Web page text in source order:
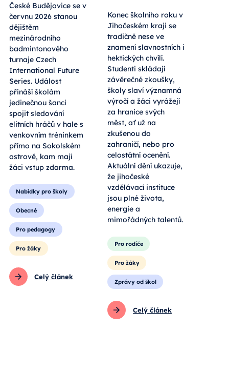
České Budějovice se v
červnu 2026 stanou
dějištěm
mezinárodního
badmintonového
turnaje Czech
International Future
Series. Událost
přináší školám
jedinečnou šanci
spojit sledování
elitních hráčů v hale s
venkovním tréninkem
přímo na Sokolském
ostrově, kam mají
žáci vstup zdarma.
Nabídky pro školy
Obecné
Pro pedagogy
Pro žáky
Celý článek
Konec školního roku v
Jihočeském kraji se
tradičně nese ve
znamení slavnostních i
hektických chvílí.
Studenti skládají
závěrečné zkoušky,
školy slaví významná
výročí a žáci vyrážejí
za hranice svých
měst, ať už na
zkušenou do
zahraničí, nebo pro
celostátní ocenění.
Aktuální dění ukazuje,
že jihočeské
vzdělávací instituce
jsou plné života,
energie a
mimořádných talentů.
Pro rodiče
Pro žáky
Zprávy od škol
Celý článek